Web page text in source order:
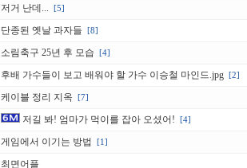
저거 난데... [5]
단종된 옛날 과자들 [8]
소림축구 25년 후 모습 [4]
후배 가수들이 보고 배워야 할 가수 이승철 마인드.jpg [2]
케이블 정리 지옥 [7]
저길 봐! 엄마가 먹이를 잡아 오셨어! [4]
게임에서 이기는 방법 [1]
최면어플